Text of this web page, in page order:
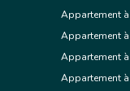
Appartement à
Appartement à
Appartement
Appartement